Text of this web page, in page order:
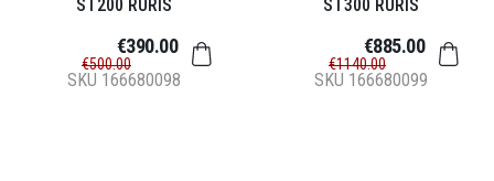
ST200 RURIS
SKU 166680098
€500.00
€390.00
ST300 RURIS
SKU 166680099
€1140.00
€885.00